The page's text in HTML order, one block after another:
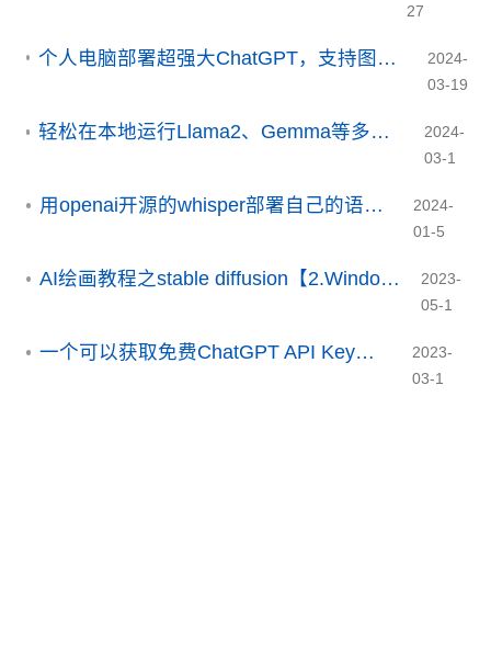
27
个人电脑部署超强大ChatGPT，支持图像识别/文生图/语音输入/文本朗读！
2024-
03-19
轻松在本地运行Llama2、Gemma等多种大模型，无需GPU！
2024-
03-1
用openai开源的whisper部署自己的语音识别系统
2024-
01-5
AI绘画教程之stable diffusion【2.Windows系统本地部署】
2023-
05-1
一个可以获取免费ChatGPT API Key的开源项目
2023-
03-1